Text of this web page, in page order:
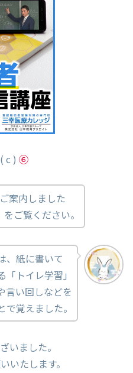
) ⑥
案内しました
ご覧ください。
、紙に書いて
「トイレ学習」
言い回しなどを
で覚えました。
いました。
いたします。